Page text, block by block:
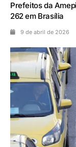
Prefeitos da
262 em Brasília
9 de abril de 2026